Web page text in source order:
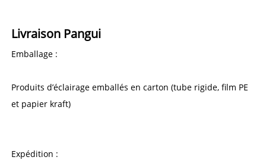
Livraison Pangui
Emballage :
Produits d’éclairage emballés en carton (tube rigide, film PE
et papier kraft)
Expédition :